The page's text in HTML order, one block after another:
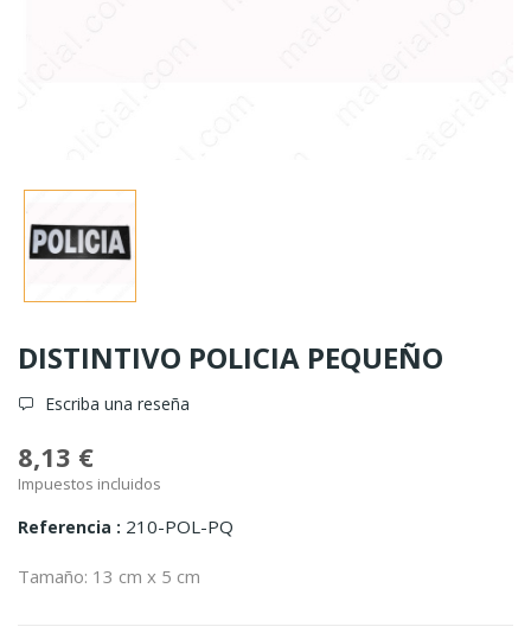
DISTINTIVO POLICIA PEQUEÑO
Escriba una reseña
8,13 €
Impuestos incluidos
Referencia 210-POL-PQ
Tamaño: 13 cm x 5 cm